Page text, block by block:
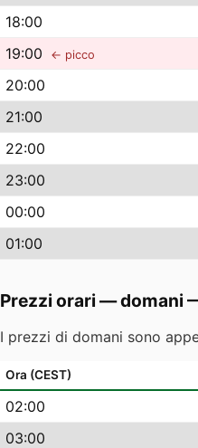
18:00
19:00 ← picco
20:00
21:00
22:00
23:00
00:00
01:00
Prezzi orari — domani
I prezzi di domani sono
Ora (CEST)
02:00
03:00